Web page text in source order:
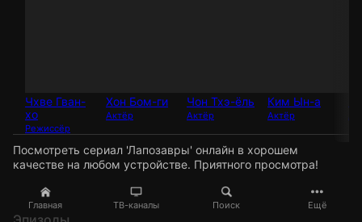
Главная ТВ-каналы Поиск Ещё
Чхве Гван-
хо
Режиссёр
Хон Бом-ги
Актёр
Чон Тхэ-ёль
Актёр
Ким Ын-а
Актёр
Посмотреть сериал 'Лапозавры' онлайн в хорошем
качестве на любом устройстве. Приятного просмотра!